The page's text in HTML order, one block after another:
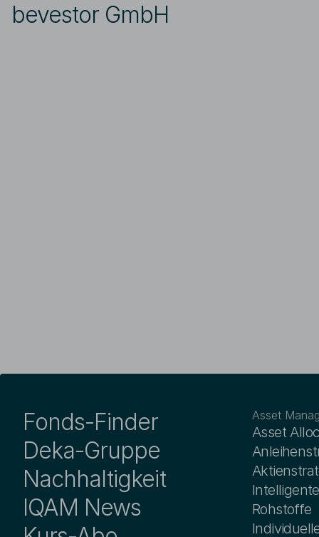
bevestor GmbH
Fonds-Finder
Deka-Gruppe
Nachhaltigkeit
IQAM News
Asset
Asset
Rohstoffe